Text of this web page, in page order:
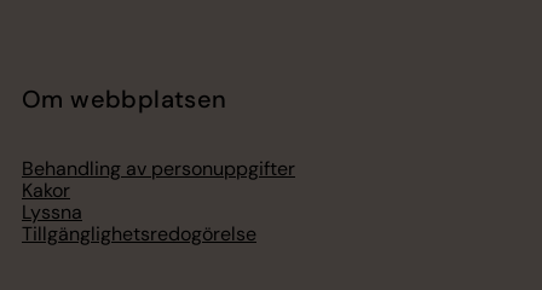
Om webbplatsen
Behandling av personuppgifter
Kakor
Lyssna
Tillgänglighetsredogörelse